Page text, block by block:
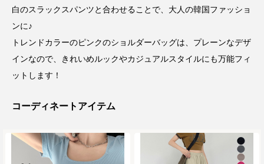
白のスラックスパンツと合わせることで、大人の韓国ファッショ
ンに♪
トレンドカラーのピンクのショルダーバッグは、プレーンなデザ
インなので、きれいめルックやカジュアルスタイルにも万能フィ
ットします！
コーディネートアイテム